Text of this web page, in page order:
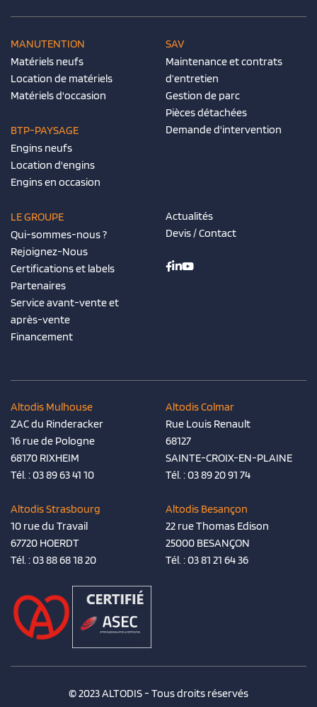
MANUTENTION
Matériels neufs
Location de matériels
Matériels d'occasion
BTP-PAYSAGE
Engins neufs
Location d'engins
Engins en occasion
SAV
Maintenance et contrats
d’entretien
Gestion de parc
Pièces détachées
Demande d'intervention
LE GROUPE
Qui-sommes-nous ?
Rejoignez-Nous
Certifications et labels
Partenaires
Service avant-vente et
après-vente
Financement
Actualités
Devis / Contact
Altodis Mulhouse
ZAC du Rinderacker
16 rue de Pologne
68170 RIXHEIM
Tél. :03 89 63 41 10
Altodis Colmar
Rue Louis Renault
68127
SAINTE-CROIX-EN-PLAINE
Tél. :03 89 20 91 74
Altodis Strasbourg
10 rue du Travail
67720 HOERDT
Tél. :03 88 68 18 20
Altodis Besançon
22 rue Thomas Edison
25000 BESANÇON
Tél. :03 81 21 64 36
© 2023 ALTODIS - Tous droits réservés